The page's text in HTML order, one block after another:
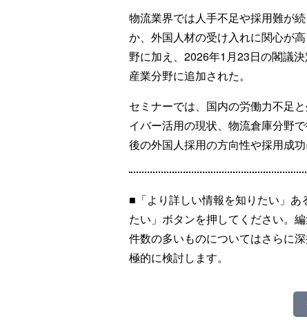
物流業界では人手不足や採用難が
か、外国人材の受け入れに関心が
野に加え、2026年1月23日の閣議
産業分野に追加された。
セミナーでは、国内の労働力不足
イバー活用の現状、物流倉庫分野
後の外国人採用の方向性や採用成
■「より詳しい情報を知りたい」
たい」ボタンを押してください。
件数の多いものについてはさらに
極的に検討します。